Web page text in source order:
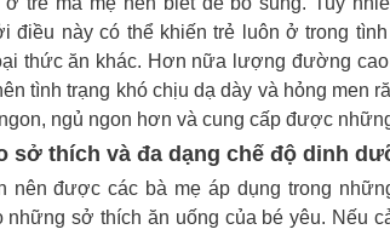
điều này có thể khiến trẻ luôn ở trong
thức ăn khác. Hơn nữa lượng đường
tình trạng khó chịu dạ dày và hỏng men
ngủ ngon hơn và cung cấp được
sở thích và đa dạng chế độ dinh
nên được các bà mẹ áp dụng trong
những sở thích ăn uống của bé yêu. Nếu